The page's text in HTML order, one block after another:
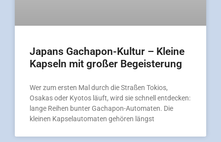
Japans Gachapon-Kultur – Kleine
Kapseln mit großer Begeisterung
Wer zum ersten Mal durch die Straßen Tokios,
Osakas oder Kyotos läuft, wird sie schnell entdecken:
lange Reihen bunter Gachapon-Automaten. Die
kleinen Kapselautomaten gehören längst